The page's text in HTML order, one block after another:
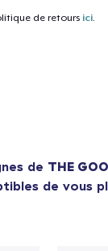
de retours ici.
de THE
de vous